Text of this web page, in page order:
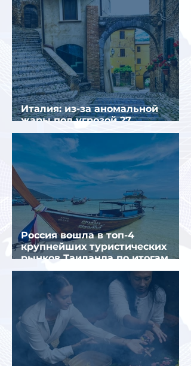
Италия: из-за аномальной
жары под угрозой 27
крупнейших городов
Россия вошла в топ-4
крупнейших туристических
рынков Таиланда по итогам
семи месяцев 2026 года